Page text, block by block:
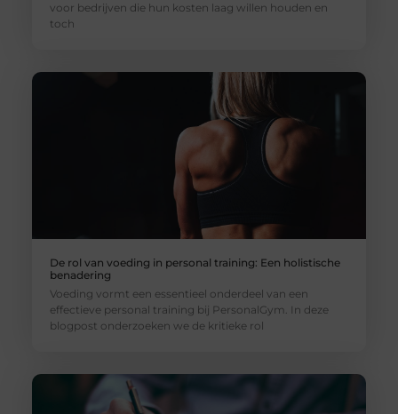
voor bedrijven die hun kosten laag willen houden en
toch
De rol van voeding in personal training: Een holistische
benadering
Voeding vormt een essentieel onderdeel van een
effectieve personal training bij PersonalGym. In deze
blogpost onderzoeken we de kritieke rol